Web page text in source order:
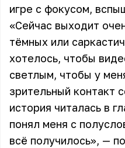
игре с фокусом,
«Сейчас выходит
тёмных или
хотелось, чтобы
светлым, чтобы у
зрительный контакт
история читалась в
понял меня с
всё получилось», —